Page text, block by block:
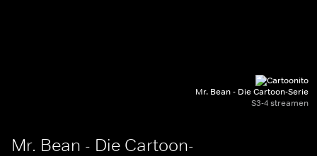
Mr. Bean - Die Cartoon-Serie
S3-4 streamen
Mr. Bean - Die Cartoon-